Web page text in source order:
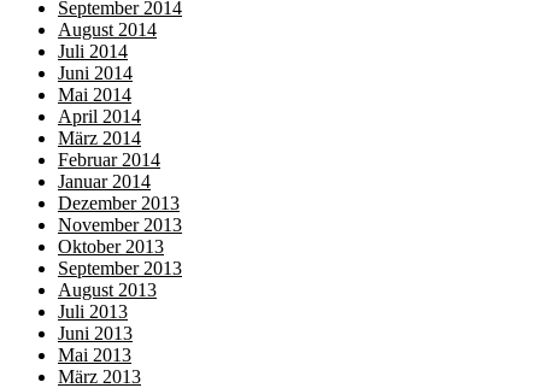
September 2014
August 2014
Juli 2014
Juni 2014
Mai 2014
April 2014
März 2014
Februar 2014
Januar 2014
Dezember 2013
November 2013
Oktober 2013
September 2013
August 2013
Juli 2013
Juni 2013
Mai 2013
März 2013